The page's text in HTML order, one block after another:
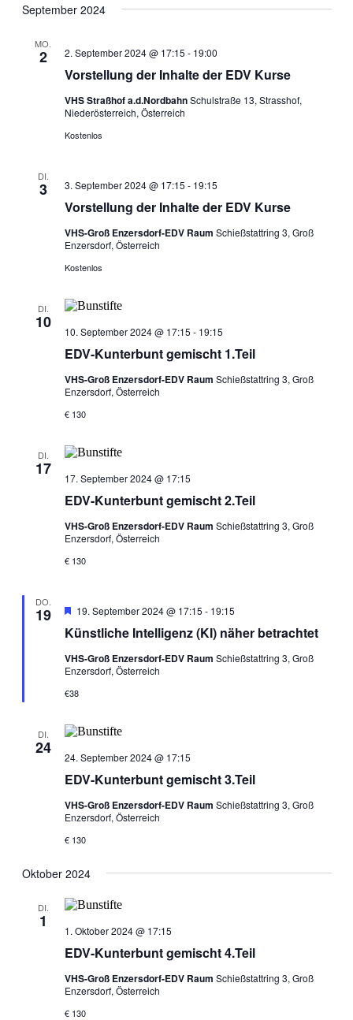
September 2024
MO.
2
Vorstellung der Inhalte der EDV Kurse
2. September 2024 @ 17:15 - 19:00
VHS Straßhof a.d.NordbahnSchulstraße 13, Strasshof,
Niederösterreich, Österreich
Kostenlos
DI.
3
Vorstellung der Inhalte der EDV Kurse
3. September 2024 @ 17:15 - 19:15
VHS-Groß Enzersdorf-EDV Raum Schießstattring 3, Groß
Enzersdorf, Österreich
Kostenlos
DI.
10
EDV-Kunterbunt gemischt 1.Teil
10. September 2024 @ 17:15 - 19:15
VHS-Groß Enzersdorf-EDV Raum Schießstattring 3, Groß
Enzersdorf, Österreich
€ 130
DI.
17
EDV-Kunterbunt gemischt 2.Teil
17. September 2024 @ 17:15
VHS-Groß Enzersdorf-EDV Raum Schießstattring 3, Groß
Enzersdorf, Österreich
€ 130
DO.
19
Künstliche Intelligenz (KI) näher betrachtet
Hervorgehoben
19. September 2024 @ 17:15 - 19:15
VHS-Groß Enzersdorf-EDV Raum Schießstattring 3, Groß
Enzersdorf, Österreich
€38
DI.
24
EDV-Kunterbunt gemischt 3.Teil
24. September 2024 @ 17:15
VHS-Groß Enzersdorf-EDV Raum Schießstattring 3, Groß
Enzersdorf, Österreich
€ 130
Oktober 2024
DI.
1
EDV-Kunterbunt gemischt 4.Teil
1. Oktober 2024 @ 17:15
VHS-Groß Enzersdorf-EDV Raum Schießstattring 3, Groß
Enzersdorf, Österreich
€ 130